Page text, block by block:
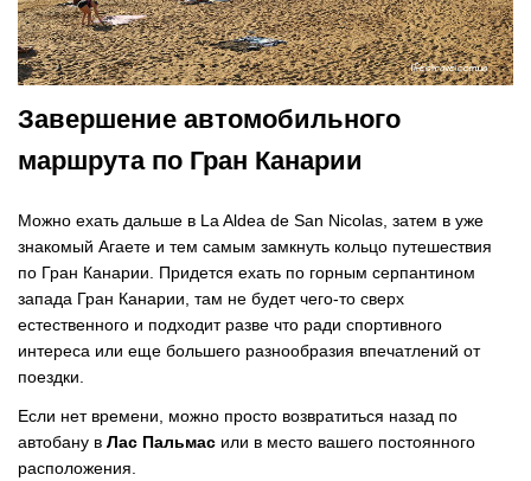
Завершение автомобильного
маршрута по Гран Канарии
Можно ехать дальше в La Aldea de San Nicolas, затем в уже
знакомый Агаете и тем самым замкнуть кольцо путешествия
по Гран Канарии. Придется ехать по горным серпантином
запада Гран Канарии, там не будет чего-то сверх
естественного и подходит разве что ради спортивного
интереса или еще большего разнообразия впечатлений от
поездки.
Если нет времени, можно просто возвратиться назад по
автобану в Лас Пальмас или в место вашего постоянного
расположения.